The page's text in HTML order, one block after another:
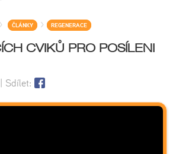
> ČLÁNKY > REGENERACE
CVIKŮ PRO POSÍLENI
| Sdílet: